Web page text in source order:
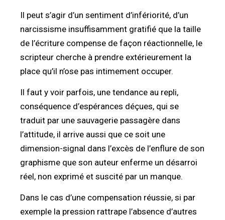
Il peut s’agir d’un sentiment d’infériorité, d’un
narcissisme insuffisamment gratifié que la taille
de l’écriture compense de façon réactionnelle, le
scripteur cherche à prendre extérieurement la
place qu’il n’ose pas intimement occuper.
Il faut y voir parfois, une tendance au repli,
conséquence d’espérances déçues, qui se
traduit par une sauvagerie passagère dans
l’attitude, il arrive aussi que ce soit une
dimension-signal dans l’excès de l’enflure de son
graphisme que son auteur enferme un désarroi
réel, non exprimé et suscité par un manque.
Dans le cas d’une compensation réussie, si par
exemple la pression rattrape l’absence d’autres